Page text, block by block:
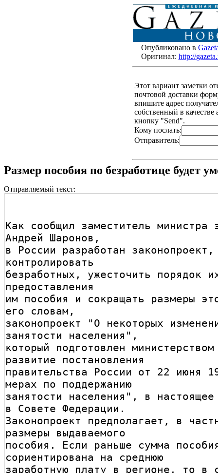
Опубликовано в
Оригинал: http://
Этот вариант заметки
почтовой доставки
впишите адрес
собственный в качестве
кнопку "Send".
Кому послать:
Отправитель:
Размер пособия по безработице будет
Отправляемый текст: